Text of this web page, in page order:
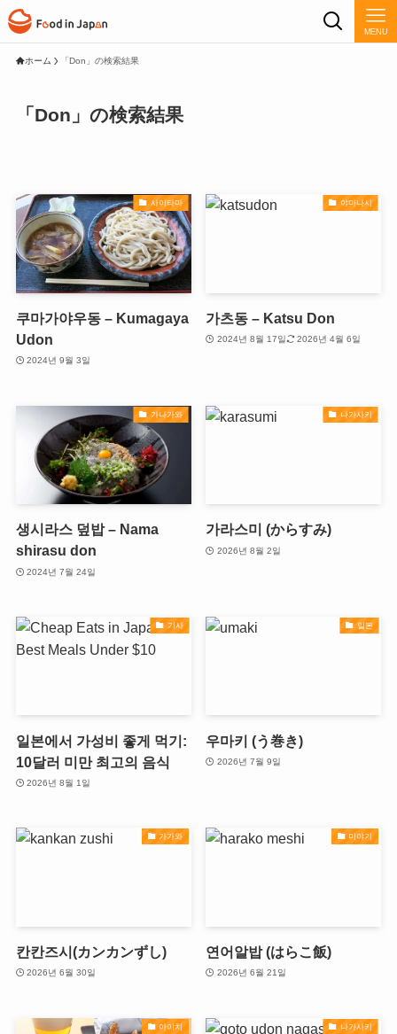
MENU
ホーム 「Don」の検索結果
「Don」の検索結果
사이타마
쿠마가야우동 – Kumagaya
Udon
2024년 9월 3일
야마나시
가츠동 – Katsu Don
2024년 8월 17일 2026년 4월 6일
가나가와
생시라스 덮밥 – Nama
shirasu don
2024년 7월 24일
나가사키
가라스미 (からすみ)
2026년 8월 2일
기사
일본에서 가성비 좋게 먹기:
10달러 미만 최고의 음식
2026년 8월 1일
일본
우마키 (う巻き)
2026년 7월 9일
가가와
칸칸즈시(カンカンずし)
2026년 6월 30일
미야기
연어알밥 (はらこ飯)
2026년 6월 21일
아이치 나가사키